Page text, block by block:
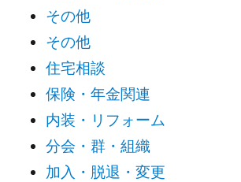
その他
その他
住宅相談
保険・年金関連
内装・リフォーム
分会・群・組織
加入・脱退・変更